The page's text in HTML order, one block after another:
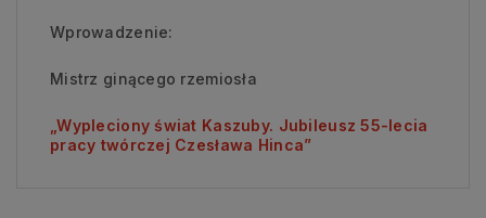
Wprowadzenie:
Mistrz ginącego rzemiosła
„Wypleciony świat Kaszuby. Jubileusz 55-lecia
pracy twórczej Czesława Hinca”